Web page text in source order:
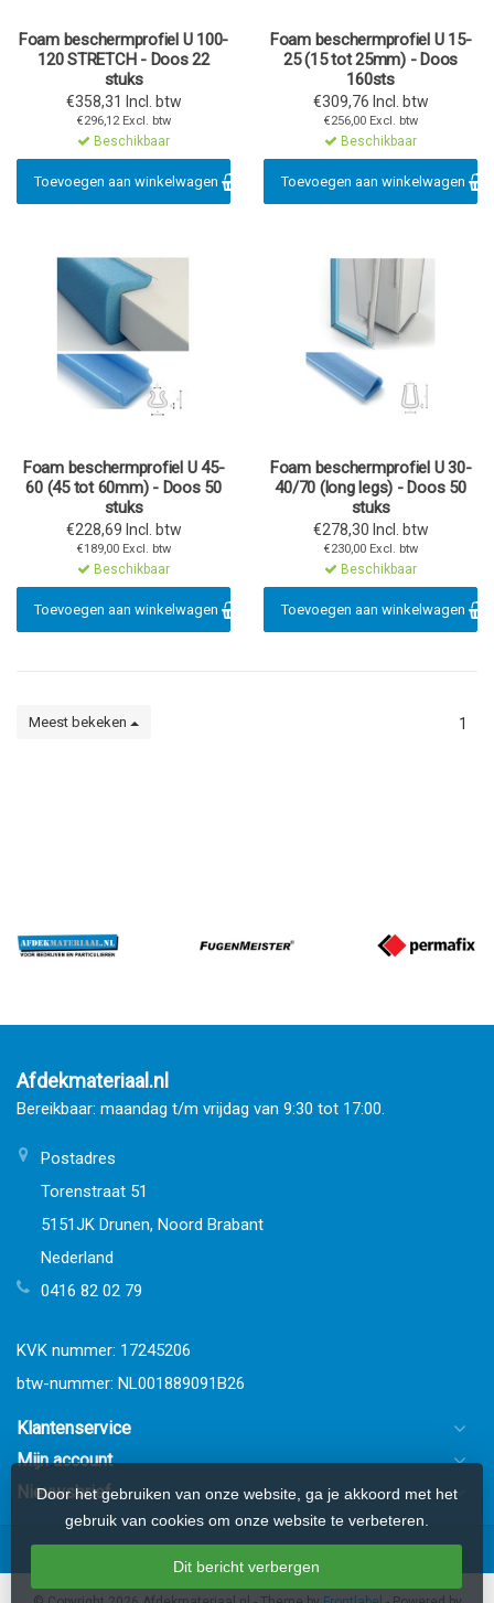
Foam beschermprofiel U 100-
120 STRETCH - Doos 22
stuks
€358,31 Incl. btw
€296,12 Excl. btw
Beschikbaar
Toevoegen aan winkelwagen
Foam beschermprofiel U 15-
25 (15 tot 25mm) - Doos
160sts
€309,76 Incl. btw
€256,00 Excl. btw
Beschikbaar
Toevoegen aan winkelwagen
Foam beschermprofiel U 45-
60 (45 tot 60mm) - Doos 50
stuks
€228,69 Incl. btw
€189,00 Excl. btw
Beschikbaar
Toevoegen aan winkelwagen
Foam beschermprofiel U 30-
40/70 (long legs) - Doos 50
stuks
€278,30 Incl. btw
€230,00 Excl. btw
Beschikbaar
Toevoegen aan winkelwagen
Meest bekeken 1
Afdekmateriaal.nl
Bereikbaar: maandag t/m vrijdag van 9:30 tot 17:00.
Postadres
Torenstraat 51
5151JK Drunen, Noord Brabant
Nederland
0416 82 02 79
KVK nummer: 17245206
btw-nummer: NL001889091B26
Klantenservice
Mijn account
Nieuwsbrief
Door het gebruiken van onze website, ga je akkoord met het
gebruik van cookies om onze website te verbeteren.
Dit bericht verbergen